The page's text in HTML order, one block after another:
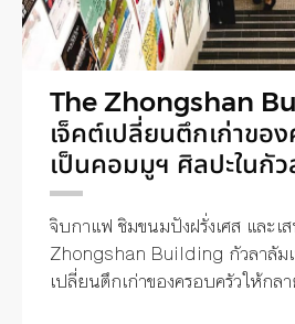
The Zhongshan
เจ็คต์เปลี่ยนตึกเก่าขอ
เป็นคอมมูฯ ศิลปะในกัว
จิบกาแฟ ชิมขนมปังฝรั่งเศส และ
Zhongshan Building กัวลาลัมเ
เปลี่ยนตึกเก่าของครอบครัวให้ก